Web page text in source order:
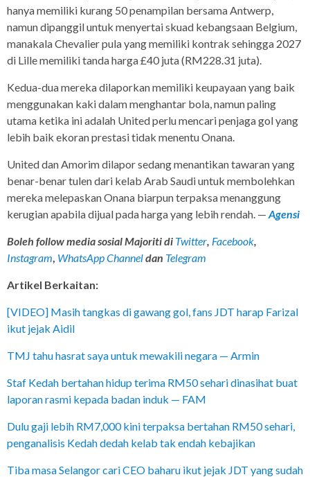
hanya memiliki kurang 50 penampilan bersama Antwerp,
namun dipanggil untuk menyertai skuad kebangsaan Belgium,
manakala Chevalier pula yang memiliki kontrak sehingga 2027
di Lille memiliki tanda harga £40 juta (RM228.31 juta).
Kedua-dua mereka dilaporkan memiliki keupayaan yang baik
menggunakan kaki dalam menghantar bola, namun paling
utama ketika ini adalah United perlu mencari penjaga gol yang
lebih baik ekoran prestasi tidak menentu Onana.
United dan Amorim dilapor sedang menantikan tawaran yang
benar-benar tulen dari kelab Arab Saudi untuk membolehkan
mereka melepaskan Onana biarpun terpaksa menanggung
kerugian apabila dijual pada harga yang lebih rendah. — Agensi
Boleh follow media sosial Majoriti di Twitter Facebook
Instagram WhatsApp Channeldan Telegram
Artikel Berkaitan:
[VIDEO] Masih tangkas di gawang gol, fans JDT harap Farizal
ikut jejak Aidil
TMJ tahu hasrat saya untuk mewakili negara — Armin
Staf Kedah bertahan hidup terima RM50 sehari dinasihat buat
laporan rasmi kepada badan induk — FAM
Dulu gaji lebih RM7,000 kini terpaksa bertahan RM50 sehari,
penganalisis Kedah dedah kelab tak endah kebajikan
Tiba masa Selangor cari CEO baharu ikut jejak JDT yang sudah